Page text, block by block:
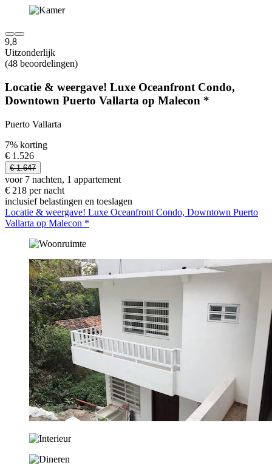
9,8
Uitzonderlijk
(48 beoordelingen)
Locatie & weergave! Luxe Oceanfront Condo,
Downtown Puerto Vallarta op Malecon *
Puerto Vallarta
7% korting
€ 1.526
€ 1.647
voor 7 nachten, 1 appartement
€ 218 per nacht
inclusief belastingen en toeslagen
Locatie & weergave! Luxe Oceanfront Condo, Downtown Puerto
Vallarta op Malecon *